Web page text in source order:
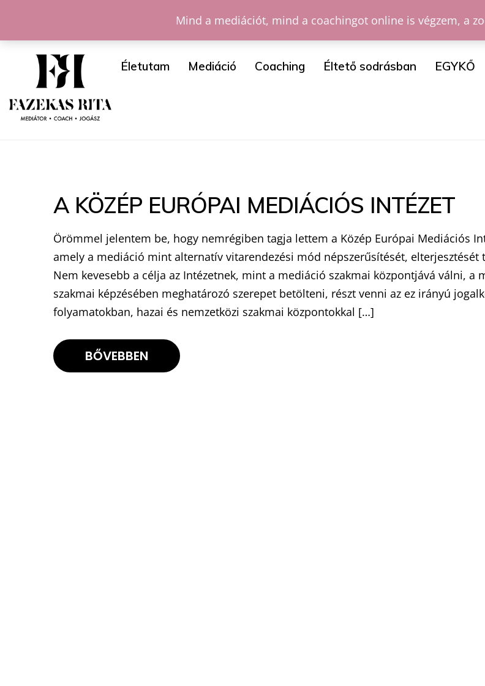
Mind a mediációt, mind a coachingot online is végzem, a
Életutam Mediáció Coaching Éltető sodrásban EGYKŐ
A KÖZÉP EURÓPAI MEDIÁCIÓS INTÉZET
Örömmel jelentem be, hogy nemrégiben tagja lettem a Közép Európai Mediációs
amely a mediáció mint alternatív vitarendezési mód népszerűsítését, elterjesztését
Nem kevesebb a célja az Intézetnek, mint a mediáció szakmai központjává válni, a
szakmai képzésében meghatározó szerepet betölteni, részt venni az ez irányú
folyamatokban, hazai és nemzetközi szakmai központokkal […]
BŐVEBBEN